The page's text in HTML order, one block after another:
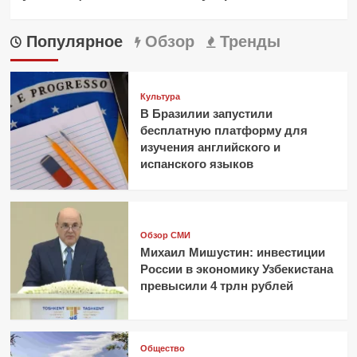
Популярное Обзор Тренды
Культура
В Бразилии запустили
бесплатную платформу для
изучения английского и
испанского языков
Обзор СМИ
Михаил Мишустин: инвестиции
России в экономику Узбекистана
превысили 4 трлн рублей
Общество